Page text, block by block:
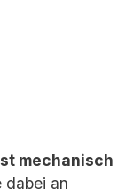
mechanisch
dabei an